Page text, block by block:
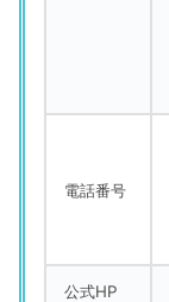
電話番号
公式HP